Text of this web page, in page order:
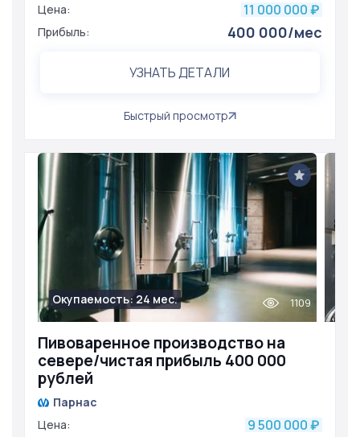
Цена:
11 000 000 ₽
Прибыль: 400 000/мес
УЗНАТЬ ДЕТАЛИ
Быстрый просмотр
Пивоваренное производство на
севере/чистая прибыль 400 000
рублей
Окупаемость: 24 мес. 1109
Парнас
Цена:
9 500 000 ₽